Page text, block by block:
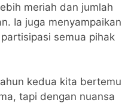
meriah dan jumlah
Ia juga menyampaikan
semua pihak
kedua kita bertemu
tapi dengan nuansa